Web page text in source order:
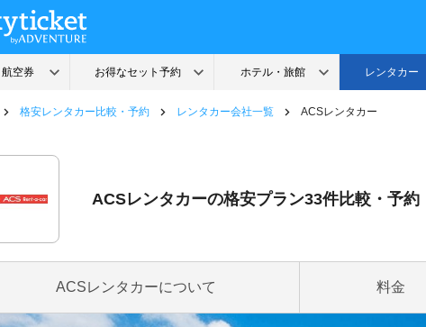
格安レンタカー比較・予約 レンタカー会社一覧 ACSレンタカー
ACSレンタカーの格安プラン33件比較・予約
ACSレンタカーについて 料金